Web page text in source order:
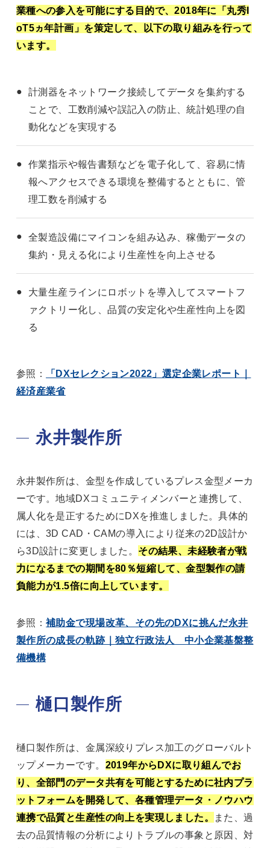
業種への参入を可能にする目的で、2018年に「丸秀I
oT5ヵ年計画」を策定して、以下の取り組みを行って
います。
計測器をネットワーク接続してデータを集約する
ことで、工数削減や誤記入の防止、統計処理の自
動化などを実現する
作業指示や報告書類などを電子化して、容易に情
報へアクセスできる環境を整備するとともに、管
理工数を削減する
全製造設備にマイコンを組み込み、稼働データの
集約・見える化により生産性を向上させる
大量生産ラインにロボットを導入してスマートフ
ァクトリー化し、品質の安定化や生産性向上を図
る
参照：
「DXセレクション2022」選定企業レポート｜
経済産業省
永井製作所
永井製作所は、金型を作成しているプレス金型メーカ
ーです。地域DXコミュニティメンバーと連携して、
属人化を是正するためにDXを推進しました。具体的
には、3D CAD・CAMの導入により従来の2D設計か
ら3D設計に変更しました。 その結果、未経験者が戦
力になるまでの期間を80％短縮して、金型製作の請
負能力が1.5倍に向上しています。
参照：補助金で現場改革、その先のDXに挑んだ永井
製作所の成長の軌跡｜独立行政法人 中小企業基盤整
備機構
樋口製作所
樋口製作所は、金属深絞りプレス加工のグローバルト
ップメーカーです。 2019年からDXに取り組んでお
り、全部門のデータ共有を可能とするために社内プラ
ットフォームを開発して、各種管理データ・ノウハウ
連携で品質と生産性の向上を実現しました。
また、過
去の品質情報の分析によりトラブルの事象と原因、対